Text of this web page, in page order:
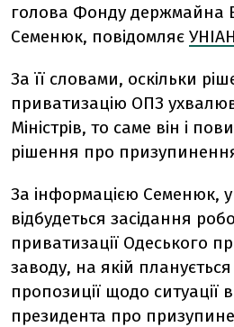
голова Фонду держмайна
Семенюк, повідомляє УНІАН
За її словами, оскільки
приватизацію ОПЗ
Міністрів, то саме він і
рішення про
За інформацією Семенюк,
відбудеться засідання
приватизації Одеського
заводу, на якій
пропозиції щодо ситуації
президента про